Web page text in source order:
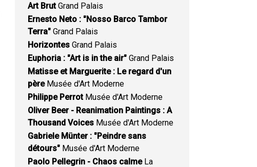
Art BrutGrand Palais
Ernesto Neto : "Nosso Barco Tambor
Terra" Grand Palais
Horizontes Grand Palais
Euphoria : "Art is in the air" Grand Palais
Matisse et Marguerite : Le regard d'un
pèreMusée d'Art Moderne
Philippe PerrotMusée d'Art Moderne
Oliver Beer - Reanimation Paintings : A
Thousand Voices Musée d'Art Moderne
Gabriele Münter : "Peindre sans
détours" Musée d'Art Moderne
Paolo Pellegrin - Chaos calmeLa